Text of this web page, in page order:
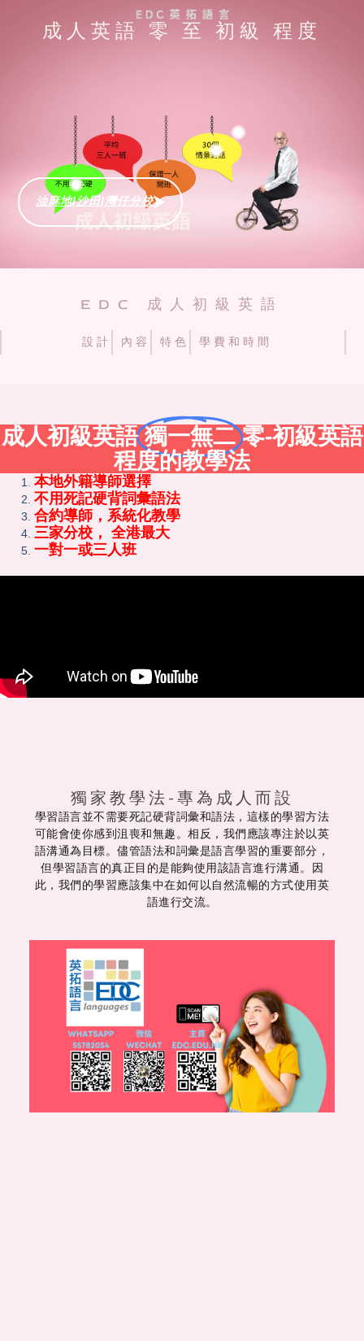
成人英語 零 至 初級 程度
油麻地|沙田|灣仔分校
EDC 成人初級英語
設計 內容 特色 學費和時間
成人初級英語 獨一無二 零-初級英語
程度的教學法
本地外籍導師選擇
不用死記硬背詞彙語法
合約導師，系統化教學
三家分校， 全港最大
一對一或三人班
獨家教學法-專為成人而設
學習語言並不需要死記硬背詞彙和語法，這樣的學習方法
可能會使你感到沮喪和無趣。相反，我們應該專注於以英
語溝通為目標。儘管語法和詞彙是語言學習的重要部分，
但學習語言的真正目的是能夠使用該語言進行溝通。因
此，我們的學習應該集中在如何以自然流暢的方式使用英
語進行交流。